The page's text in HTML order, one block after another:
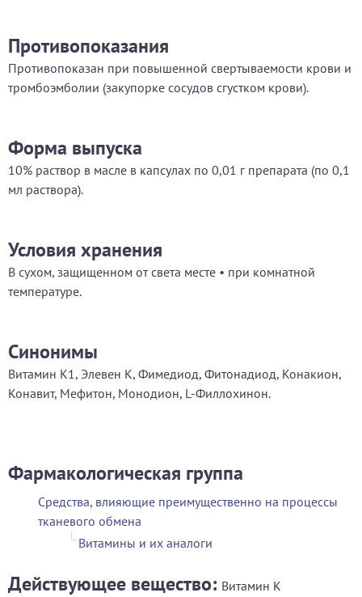
Противопоказания
Противопоказан при повышенной свертываемости крови и
тромбоэмболии (закупорке сосудов сгустком крови).
Форма выпуска
10% раствор в масле в капсулах по 0,01 г препарата (по 0,1
мл раствора).
Условия хранения
В сухом, защищенном от света месте • при комнатной
температуре.
Синонимы
Витамин К1, Элевен К, Фимедиод, Фитонадиод, Конакион,
Конавит, Мефитон, Монодион, L-Филлохинон.
Фармакологическая группа
Средства, влияющие преимущественно на процессы
тканевого обмена
Витамины и их аналоги
Действующее вещество: Витамин К